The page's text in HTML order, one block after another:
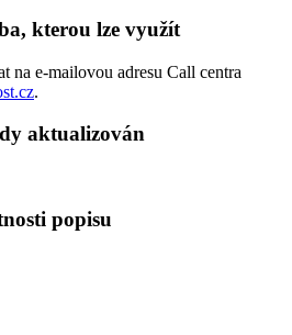
kterou lze využít
na e-mailovou adresu Call centra
.
aktualizován
popisu